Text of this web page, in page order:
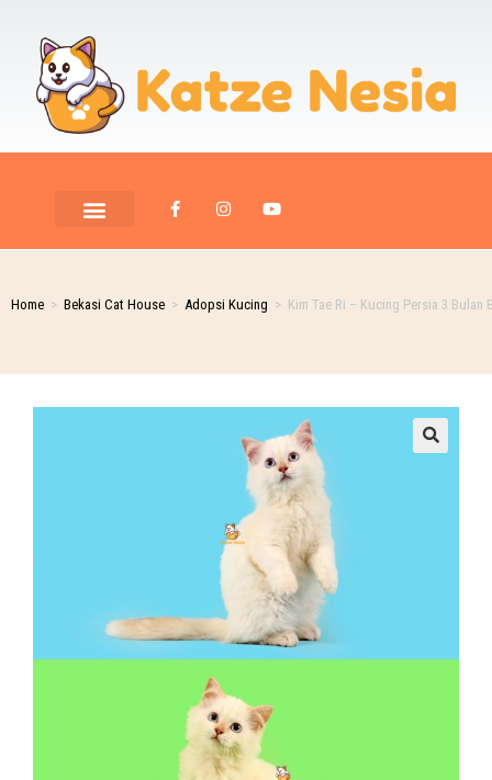
Home > Bekasi Cat House > Adopsi Kucing > Kim Tae Ri – Kucing Persia 3 Bulan